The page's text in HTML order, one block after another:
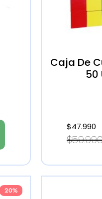
Caja De
50
$
$47.990
20%